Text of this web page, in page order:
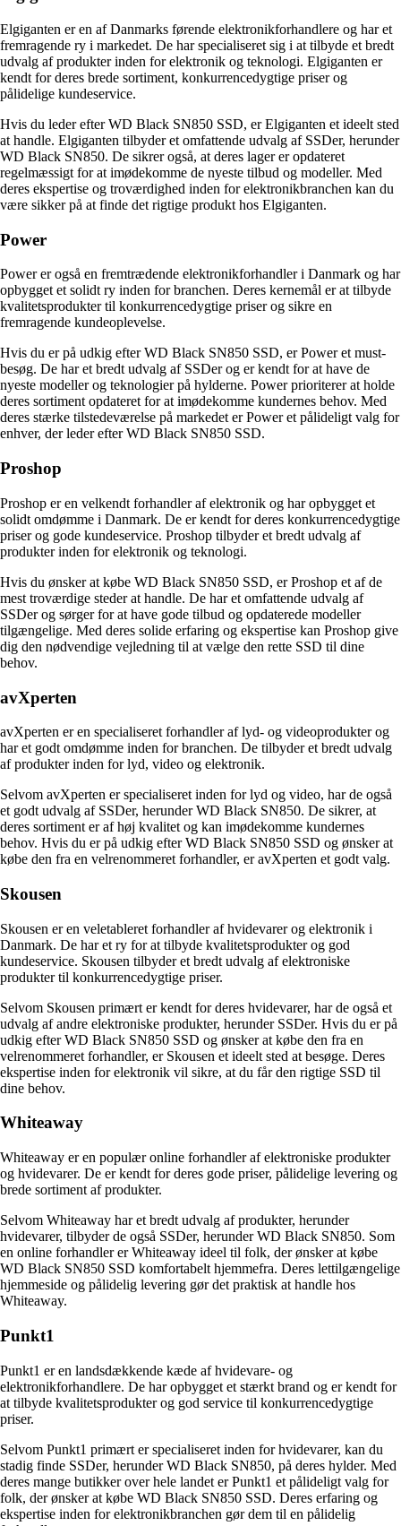
Elgiganten er en af Danmarks førende elektronikforhandlere og har et
fremragende ry i markedet. De har specialiseret sig i at tilbyde et bredt
udvalg af produkter inden for elektronik og teknologi. Elgiganten er
kendt for deres brede sortiment, konkurrencedygtige priser og
pålidelige kundeservice.
Hvis du leder efter WD Black SN850 SSD, er Elgiganten et ideelt sted
at handle. Elgiganten tilbyder et omfattende udvalg af SSDer, herunder
WD Black SN850. De sikrer også, at deres lager er opdateret
regelmæssigt for at imødekomme de nyeste tilbud og modeller. Med
deres ekspertise og troværdighed inden for elektronikbranchen kan du
være sikker på at finde det rigtige produkt hos Elgiganten.
Power
Power er også en fremtrædende elektronikforhandler i Danmark og har
opbygget et solidt ry inden for branchen. Deres kernemål er at tilbyde
kvalitetsprodukter til konkurrencedygtige priser og sikre en
fremragende kundeoplevelse.
Hvis du er på udkig efter WD Black SN850 SSD, er Power et must-
besøg. De har et bredt udvalg af SSDer og er kendt for at have de
nyeste modeller og teknologier på hylderne. Power prioriterer at holde
deres sortiment opdateret for at imødekomme kundernes behov. Med
deres stærke tilstedeværelse på markedet er Power et pålideligt valg for
enhver, der leder efter WD Black SN850 SSD.
Proshop
Proshop er en velkendt forhandler af elektronik og har opbygget et
solidt omdømme i Danmark. De er kendt for deres konkurrencedygtige
priser og gode kundeservice. Proshop tilbyder et bredt udvalg af
produkter inden for elektronik og teknologi.
Hvis du ønsker at købe WD Black SN850 SSD, er Proshop et af de
mest troværdige steder at handle. De har et omfattende udvalg af
SSDer og sørger for at have gode tilbud og opdaterede modeller
tilgængelige. Med deres solide erfaring og ekspertise kan Proshop give
dig den nødvendige vejledning til at vælge den rette SSD til dine
behov.
avXperten
avXperten er en specialiseret forhandler af lyd- og videoprodukter og
har et godt omdømme inden for branchen. De tilbyder et bredt udvalg
af produkter inden for lyd, video og elektronik.
Selvom avXperten er specialiseret inden for lyd og video, har de også
et godt udvalg af SSDer, herunder WD Black SN850. De sikrer, at
deres sortiment er af høj kvalitet og kan imødekomme kundernes
behov. Hvis du er på udkig efter WD Black SN850 SSD og ønsker at
købe den fra en velrenommeret forhandler, er avXperten et godt valg.
Skousen
Skousen er en veletableret forhandler af hvidevarer og elektronik i
Danmark. De har et ry for at tilbyde kvalitetsprodukter og god
kundeservice. Skousen tilbyder et bredt udvalg af elektroniske
produkter til konkurrencedygtige priser.
Selvom Skousen primært er kendt for deres hvidevarer, har de også et
udvalg af andre elektroniske produkter, herunder SSDer. Hvis du er på
udkig efter WD Black SN850 SSD og ønsker at købe den fra en
velrenommeret forhandler, er Skousen et ideelt sted at besøge. Deres
ekspertise inden for elektronik vil sikre, at du får den rigtige SSD til
dine behov.
Whiteaway
Whiteaway er en populær online forhandler af elektroniske produkter
og hvidevarer. De er kendt for deres gode priser, pålidelige levering og
brede sortiment af produkter.
Selvom Whiteaway har et bredt udvalg af produkter, herunder
hvidevarer, tilbyder de også SSDer, herunder WD Black SN850. Som
en online forhandler er Whiteaway ideel til folk, der ønsker at købe
WD Black SN850 SSD komfortabelt hjemmefra. Deres lettilgængelige
hjemmeside og pålidelig levering gør det praktisk at handle hos
Whiteaway.
Punkt1
Punkt1 er en landsdækkende kæde af hvidevare- og
elektronikforhandlere. De har opbygget et stærkt brand og er kendt for
at tilbyde kvalitetsprodukter og god service til konkurrencedygtige
priser.
Selvom Punkt1 primært er specialiseret inden for hvidevarer, kan du
stadig finde SSDer, herunder WD Black SN850, på deres hylder. Med
deres mange butikker over hele landet er Punkt1 et pålideligt valg for
folk, der ønsker at købe WD Black SN850 SSD. Deres erfaring og
ekspertise inden for elektronikbranchen gør dem til en pålidelig